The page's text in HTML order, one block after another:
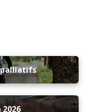
palliatifs